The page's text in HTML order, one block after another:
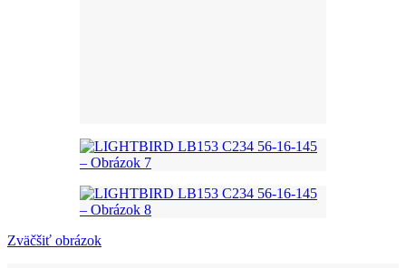
Zväčšiť obrázok